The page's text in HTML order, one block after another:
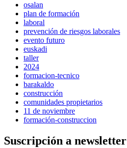
osalan
plan de formación
laboral
prevención de riesgos laborales
evento futuro
euskadi
taller
2024
formacion-tecnico
barakaldo
construcción
comunidades propietarios
11 de noviembre
formación-construccion
Suscripción a newsletter